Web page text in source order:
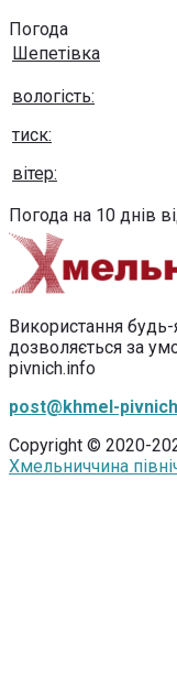
Погода
Шепетівка
вологість:
тиск:
вітер:
Погода на 10 днів
Використання будь-
дозволяється за
pivnich.info
post@khmel-
Copyright © 2020-
Хмельниччина